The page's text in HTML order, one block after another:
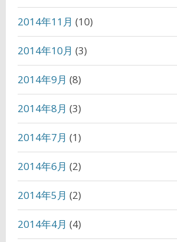
2014年11月 (10)
2014年10月 (3)
2014年9月 (8)
2014年8月 (3)
2014年7月 (1)
2014年6月 (2)
2014年5月 (2)
2014年4月 (4)